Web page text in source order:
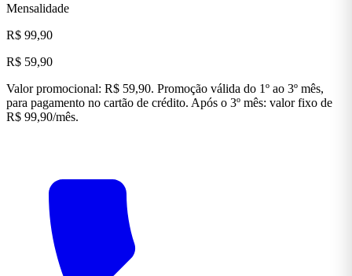
Mensalidade
R$ 99,90
R$ 59,90
Valor promocional: R$ 59,90. Promoção válida do 1º ao 3º mês,
para pagamento no cartão de crédito. Após o 3º mês: valor fixo de
R$ 99,90/mês.